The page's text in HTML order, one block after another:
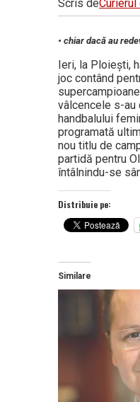
Scris deCurierul
• chiar dacă au
Ieri, la Ploieşti,
joc contând
vâlcencele s-au
handbalului
programată
nou titlu de
partidă pentru
întâlnindu-se
Distribuie pe:
Similare